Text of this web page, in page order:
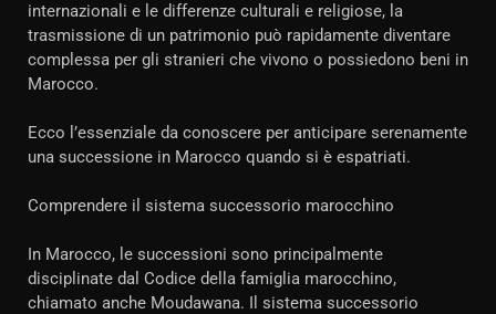
internazionali e le differenze culturali e religiose, la
trasmissione di un patrimonio può rapidamente diventare
complessa per gli stranieri che vivono o possiedono beni in
Marocco.
Ecco l’essenziale da conoscere per anticipare serenamente
una successione in Marocco quando si è espatriati.
Comprendere il sistema successorio marocchino
In Marocco, le successioni sono principalmente
disciplinate dal Codice della famiglia marocchino,
chiamato anche Moudawana. Il sistema successorio